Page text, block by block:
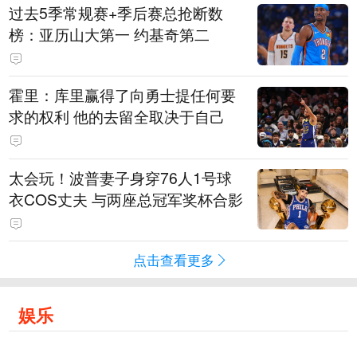
过去5季常规赛+季后赛总抢断数
榜：亚历山大第一 约基奇第二
霍里：库里赢得了向勇士提任何要
求的权利 他的去留全取决于自己
太会玩！波普妻子身穿76人1号球
衣COS丈夫 与两座总冠军奖杯合影
点击查看更多
娱乐